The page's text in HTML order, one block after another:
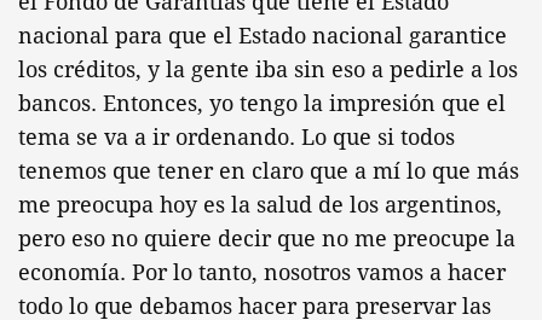
nacional para que el Estado nacional garantice
los créditos, y la gente iba sin eso a pedirle a los
bancos. Entonces, yo tengo la impresión que el
tema se va a ir ordenando. Lo que si todos
tenemos que tener en claro que a mí lo que más
me preocupa hoy es la salud de los argentinos,
pero eso no quiere decir que no me preocupe la
economía. Por lo tanto, nosotros vamos a hacer
todo lo que debamos hacer para preservar las